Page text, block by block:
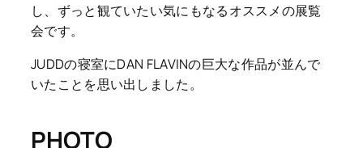
し、ずっと観ていたい気にもなるオススメの展覧
会です。
JUDDの寝室にDAN FLAVINの巨大な作品が並んで
いたことを思い出しました。
PHOTO